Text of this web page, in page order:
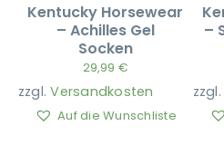
Kentucky Horsewear
– Achilles Gel
Socken
29,99 €
zzgl.Versandkosten
Auf die Wunschliste
–